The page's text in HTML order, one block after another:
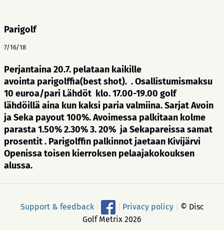
Parigolf
7/16/18
Perjantaina 20.7. pelataan kaikille
avointa parigolffia(best shot). . Osallistumismaksu
10 euroa/pari Lähdöt klo. 17.00-19.00 golf
lähdöillä aina kun kaksi paria valmiina. Sarjat Avoin
ja Seka payout 100%. Avoimessa palkitaan kolme
parasta 1.50% 2.30% 3. 20% ja Sekapareissa samat
prosentit . Parigolffin palkinnot jaetaan Kivijärvi
Openissa toisen kierroksen pelaajakokouksen
alussa.
Support & feedback Privacy policy
© Disc
Golf Metrix 2026